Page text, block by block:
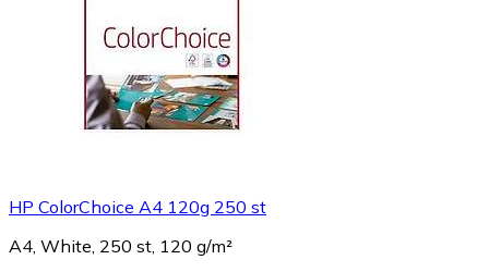
HP ColorChoice A4 120g 250 st
A4, White, 250 st, 120 g/m²